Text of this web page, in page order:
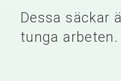
Dessa säckar
tunga arbeten.